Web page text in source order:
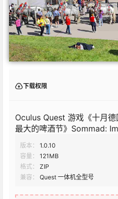
下载权限
Oculus Quest 游戏《十月
最大的啤酒节》Sommad:
版本：
1.0.10
容量：
121MB
格式：
ZIP
兼容：
Quest 一体机全型号